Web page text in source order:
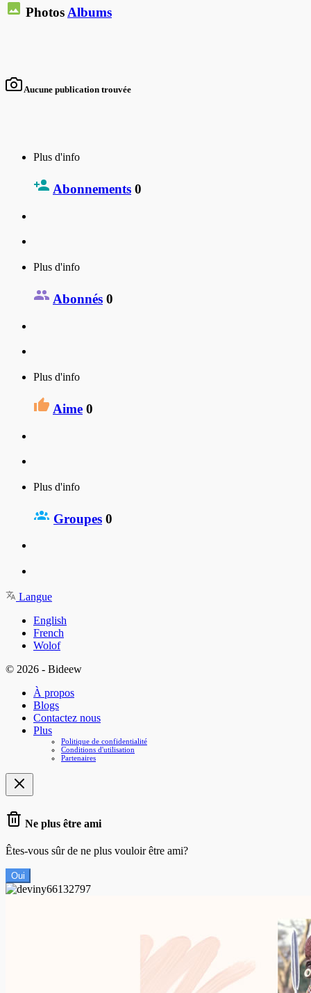
PhotosAlbums
Aucune publication trouvée
Plus d'info
Abonnements 0
Plus d'info
Abonnés 0
Plus d'info
Aime 0
Plus d'info
Groupes 0
Langue
English
French
Wolof
© 2026 - Bideew
À propos
Blogs
Contactez nous
Plus
Politique de confidentialité
Conditions d'utilisation
Partenaires
Ne plus être ami
Êtes-vous sûr de ne plus vouloir être ami?
Oui